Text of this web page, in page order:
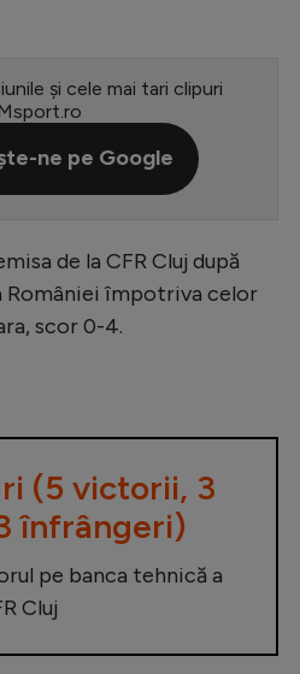
și cele mai tari clipuri
ne pe Google
de la CFR Cluj după
României împotriva celor
scor 0-4.
(5 victorii, 3
înfrângeri)
pe banca tehnică a
Cluj